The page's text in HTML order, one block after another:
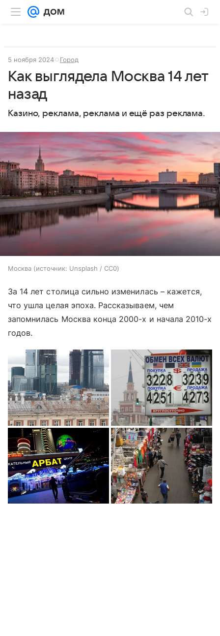
5 ноября 2024 Город
Как выглядела Москва 14 лет
назад
Казино, реклама, реклама и ещё раз реклама.
Москва источник: Unsplash / CC0
За 14 лет столица сильно изменилась – кажется,
что ушла целая эпоха. Рассказываем, чем
запомнилась Москва конца 2000-х и начала 2010-х
годов.